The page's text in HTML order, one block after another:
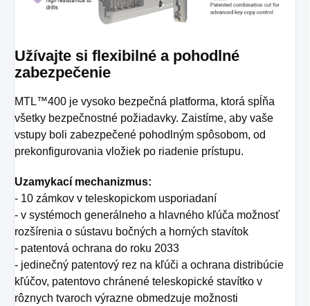
Užívajte si flexibilné a pohodlné
zabezpečenie
MTL™400 je vysoko bezpečná platforma, ktorá spĺňa
všetky bezpečnostné požiadavky. Zaistíme, aby vaše
vstupy boli zabezpečené pohodlným spôsobom, od
prekonfigurovania vložiek po riadenie prístupu.
Uzamykací mechanizmus:
- 10 zámkov v teleskopickom usporiadaní
- v systémoch generálneho a hlavného kľúča možnosť
rozšírenia o sústavu bočných a horných stavítok
- patentová ochrana do roku 2033
- jedinečný patentový rez na kľúči a ochrana distribúcie
kľúčov, patentovo chránené teleskopické stavítko v
rôznych tvaroch výrazne obmedzuje možnosti